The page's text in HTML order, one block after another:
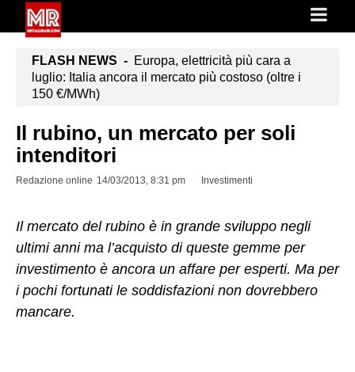
FLASH NEWS - Europa, elettricità più cara a
luglio: Italia ancora il mercato più costoso (oltre i
150 €/MWh)
Il rubino, un mercato per soli
intenditori
Redazione online 14/03/2013, 8:31 pm Investimenti
Il mercato del rubino è in grande sviluppo negli
ultimi anni ma l’acquisto di queste gemme per
investimento è ancora un affare per esperti. Ma per
i pochi fortunati le soddisfazioni non dovrebbero
mancare.